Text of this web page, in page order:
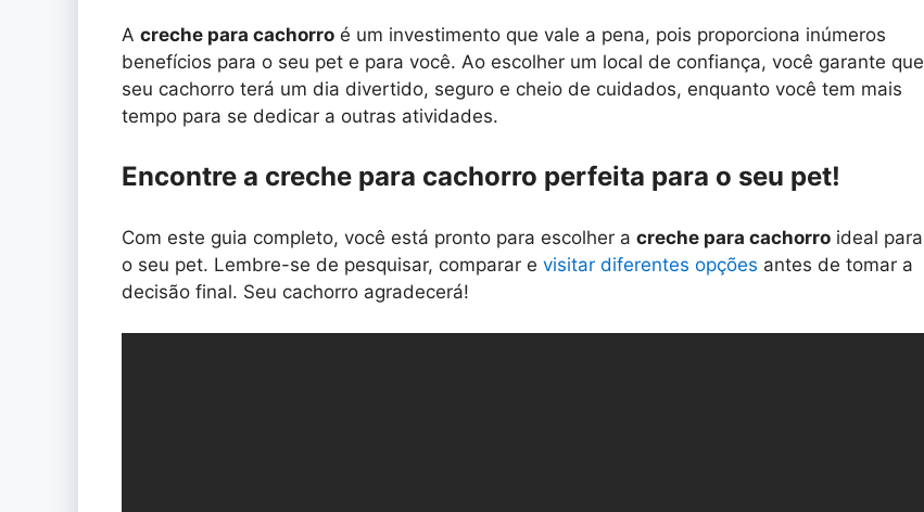
A creche para cachorro é um investimento que vale a pena, pois proporciona inúmeros
benefícios para o seu pet e para você. Ao escolher um local de confiança, você garante que
seu cachorro terá um dia divertido, seguro e cheio de cuidados, enquanto você tem mais
tempo para se dedicar a outras atividades.
Encontre a creche para cachorro perfeita para o seu pet!
Com este guia completo, você está pronto para escolher a creche para cachorro ideal para
o seu pet. Lembre-se de pesquisar, comparar e visitar diferentes opções antes de tomar a
decisão final. Seu cachorro agradecerá!